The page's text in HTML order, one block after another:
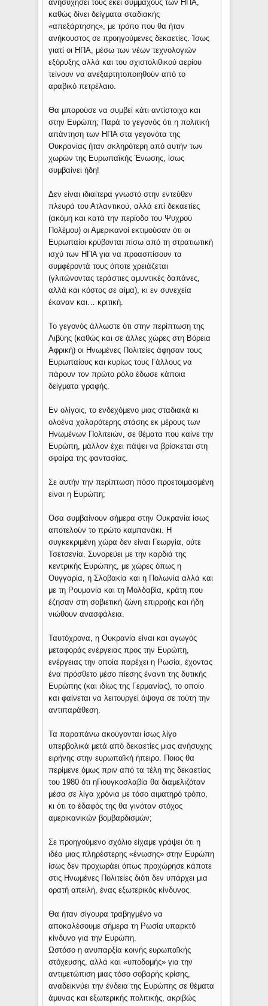
ανησυχήσει τους εκεί συμμάχους των ΗΠΑ,
καθώς δίνει δείγματα σταδιακής
«απεξάρτησης», με τρόπο που θα ήταν
ανήκουστος σε προηγούμενες δεκαετίες. Ίσως
γιατί οι ΗΠΑ, μέσω των νέων τεχνολογιών
εξόρυξης αλλά και του σχιστολιθικού αερίου
τείνουν να ανεξαρτητοποιηθούν από το
αραβικό πετρέλαιο.
Θα μπορούσε να συμβεί κάτι αντίστοιχο και
στην Ευρώπη; Παρά το γεγονός ότι η πολιτική
απάντηση των ΗΠΑ στα γεγονότα της
Ουκρανίας ήταν σκληρότερη από αυτήν των
χωρών της Ευρωπαϊκής Ένωσης, ίσως
συμβαίνει ήδη!
Δεν είναι ιδιαίτερα γνωστό στην εντεύθεν
πλευρά του Ατλαντικού, αλλά επί δεκαετίες
(ακόμη και κατά την περίοδο του Ψυχρού
Πολέμου) οι Αμερικανοί εκτιμούσαν ότι οι
Ευρωπαίοι κρύβονται πίσω από τη στρατιωτική
ισχύ των ΗΠΑ για να προασπίσουν τα
συμφέροντά τους όποτε χρειάζεται
(γλιτώνοντας τεράστιες αμυντικές δαπάνες,
αλλά και κόστος σε αίμα), κι εν συνεχεία
έκαναν και… κριτική.
Το γεγονός άλλωστε ότι στην περίπτωση της
Λιβύης (καθώς και σε άλλες χώρες στη Βόρεια
Αφρική) οι Ηνωμένες Πολιτείες άφησαν τους
Ευρωπαίους και κυρίως τους Γάλλους να
πάρουν τον πρώτο ρόλο έδωσε κάποια
δείγματα γραφής.
Εν ολίγοις, το ενδεχόμενο μιας σταδιακά κι
ολοένα χαλαρότερης στάσης εκ μέρους των
Ηνωμένων Πολιτειών, σε θέματα που καίνε την
Ευρώπη, μάλλον έχει πάψει να βρίσκεται στη
σφαίρα της φαντασίας.
Σε αυτήν την περίπτωση πόσο προετοιμασμένη
είναι η Ευρώπη;
Οσα συμβαίνουν σήμερα στην Ουκρανία ίσως
αποτελούν το πρώτο καμπανάκι. Η
συγκεκριμένη χώρα δεν είναι Γεωργία, ούτε
Τσετσενία. Συνορεύει με την καρδιά της
κεντρικής Ευρώπης, με χώρες όπως η
Ουγγαρία, η Σλοβακία και η Πολωνία αλλά και
με τη Ρουμανία και τη Μολδαβία, κράτη που
έζησαν στη σοβιετική ζώνη επιρροής και ήδη
νιώθουν ανασφάλεια.
Ταυτόχρονα, η Ουκρανία είναι και αγωγός
μεταφοράς ενέργειας προς την Ευρώπη,
ενέργειας την οποία παρέχει η Ρωσία, έχοντας
ένα πρόσθετο μέσο πίεσης έναντι της δυτικής
Ευρώπης (και ιδίως της Γερμανίας), το οποίο
και φαίνεται να λειτουργεί άψογα σε τούτη την
αντιπαράθεση.
Τα παραπάνω ακούγονται ίσως λίγο
υπερβολικά μετά από δεκαετίες μιας ανήσυχης
ειρήνης στην ευρωπαϊκή ήπειρο. Ποιος θα
περίμενε όμως πριν από τα τέλη της δεκαετίας
του 1980 ότι ηΓιουγκοσλαβία θα διαμελιζόταν
μέσα σε λίγα χρόνια με τόσο αιματηρό τρόπο,
κι ότι το έδαφός της θα γινόταν στόχος
αμερικανικών βομβαρδισμών;
Σε προηγούμενο σχόλιο είχαμε γράψει ότι η
ιδέα μιας πληρέστερης «ένωσης» στην Ευρώπη
ίσως δεν προχωράει όπως προχώρησε κάποτε
στις Ηνωμένες Πολιτείες διότι δεν υπάρχει μια
ορατή απειλή, ένας εξωτερικός κίνδυνος.
Θα ήταν σίγουρα τραβηγμένο να
αποκαλέσουμε σήμερα τη Ρωσία υπαρκτό
κίνδυνο για την Ευρώπη.
Ωστόσο η ανυπαρξία κοινής ευρωπαϊκής
στόχευσης, αλλά και «υποδομής» για την
αντιμετώπιση μιας τόσο σοβαρής κρίσης,
αναδεικνύει την ένδεια της Ευρώπης σε θέματα
άμυνας και εξωτερικής πολιτικής, ακριβώς